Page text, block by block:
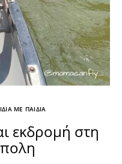
ΜΕ ΠΑΙΔΙΑ
εκδρομή στη